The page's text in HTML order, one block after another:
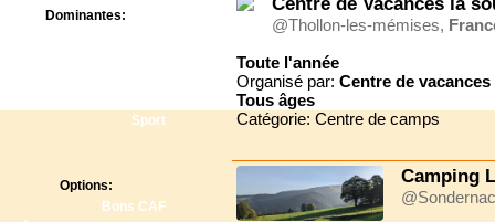
Dominantes:
Sport
Options:
Bons CAF
@Thollon-les-mémises,
Toute l'année
Organisé par: Centre de
Tous âges
Catégorie: Centre de camps
Camping